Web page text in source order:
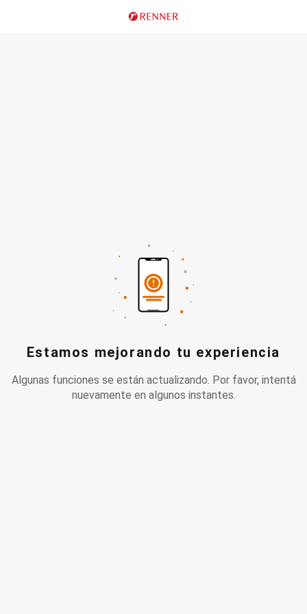
Estamos mejorando tu experiencia
Algunas funciones se están actualizando. Por favor, intentá
nuevamente en algunos instantes.